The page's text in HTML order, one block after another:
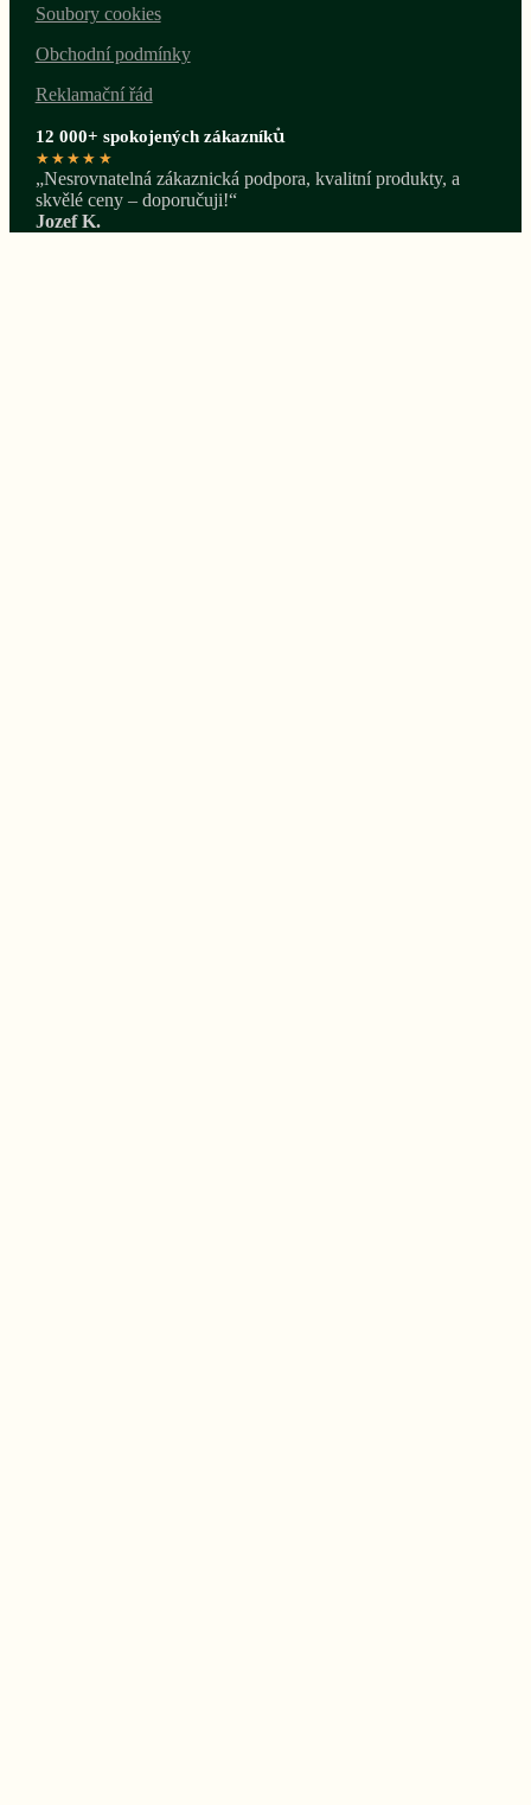
Soubory cookies
Obchodní podmínky
Reklamační řád
12 000+ spokojených zákazníků
★★★★★
„Nesrovnatelná zákaznická podpora, kvalitní produkty, a
skvělé ceny – doporučuji!“
Jozef K.